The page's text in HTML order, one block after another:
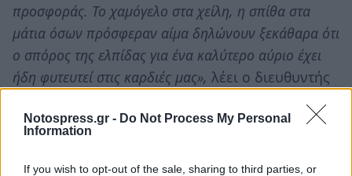
Notospress.gr - Do Not Process My Personal
Information
If you wish to opt-out of the sale, sharing to third parties, or
προσφοράς. Το χαμόγελο στα χείλη, η σπίθα στα
μάτια όσων πρόσφεραν αίμα δηλώνουν ξεκάθαρα ότι
ο σπόρος της ελπίδας για ένα καλύτερο αύριο έχει
ήδη φυτευτεί στις καρδιές μας», λέει ο διευθυντής
και προσθέτει:«Η ανιδιοτελής προσφορά αίματος
ακόμα μεγαλύτερη προσφορά υπηρεσιών υγείας από